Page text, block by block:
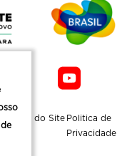
Mapa do Site Politica de
Privacidade